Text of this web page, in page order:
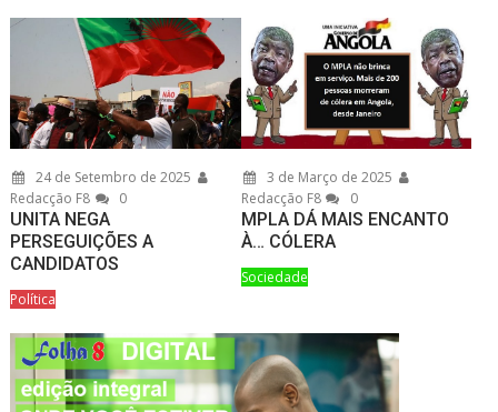
24 de Setembro de 2025
Redacção F8
0
UNITA NEGA
PERSEGUIÇÕES A
CANDIDATOS
Política
3 de Março de 2025
Redacção F8
0
MPLA DÁ MAIS ENCANTO
À… CÓLERA
Sociedade